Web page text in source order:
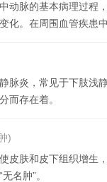
动脉的基本病理过程
化。在周围血管疾患
脉炎，常见于下肢浅
而存在着。
)
皮肤和皮下组织增生
名肿”。